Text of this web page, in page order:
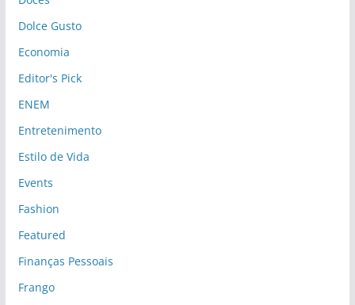
Dolce Gusto
Economia
Editor's Pick
ENEM
Entretenimento
Estilo de Vida
Events
Fashion
Featured
Finanças Pessoais
Frango